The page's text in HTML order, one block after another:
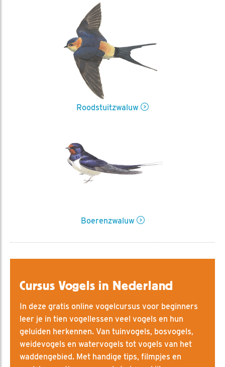
Roodstuitzwaluw
Boerenzwaluw
Cursus Vogels in Nederland
In deze gratis online vogelcursus voor beginners
leer je in tien vogellessen veel vogels en hun
geluiden herkennen. Van tuinvogels, bosvogels,
weidevogels en watervogels tot vogels van het
waddengebied. Met handige tips, filmpjes en